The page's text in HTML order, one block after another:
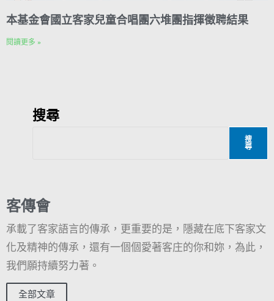
本基金會國立客家兒童合唱團六堆團指揮徵聘結果
閱讀更多 »
搜尋
搜
尋
客傳會
承載了客家語言的傳承，更重要的是，隱藏在底下客家文
化及精神的傳承，還有一個個愛著客庄的你和妳，為此，
我們願持續努力著。
全部文章